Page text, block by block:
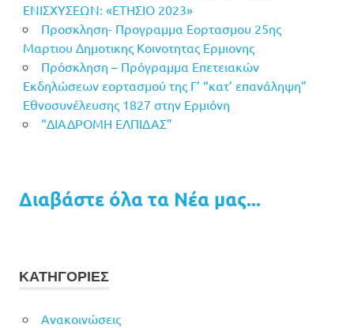
ΕΝΙΣΧΥΣΕΩΝ: «ΕΤΗΣΙΟ 2023»
Προσκληση- Προγραμμα Εορτασμου 25ης
Μαρτιου Δημοτικης Κοινοτητας Ερμιονης
Πρόσκληση – Πρόγραμμα Επετειακών
Εκδηλώσεων εορτασμού της Γ’ “κατ’ επανάληψη”
Εθνοσυνέλευσης 1827 στην Ερμιόνη
“ΔΙΑΔΡΟΜΗ ΕΛΠΙΔΑΣ”
Διαβάστε όλα τα Νέα μας...
ΚΑΤΗΓΟΡΙΕΣ
Ανακοινώσεις